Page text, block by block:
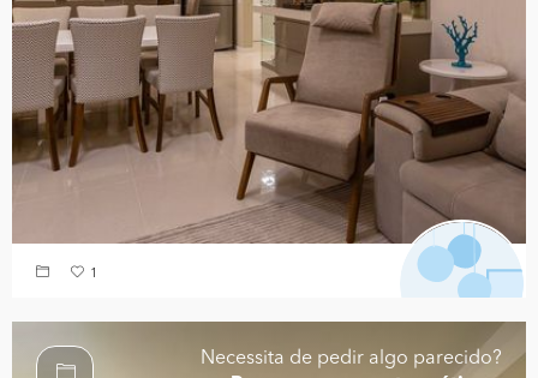
1
Necessita de pedir algo parecido?